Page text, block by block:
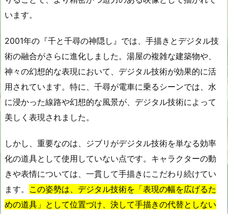
います。
2001年の『千と千尋の神隠し』では、手描きとデジタル技
術の融合がさらに進化しました。湯屋の複雑な建築物や、
神々の幻想的な表現において、デジタル技術が効果的に活
用されています。特に、千尋が電車に乗るシーンでは、水
に浸かった線路や幻想的な風景が、デジタル技術によって
美しく表現されました。
しかし、重要なのは、ジブリがデジタル技術を単なる効率
化の道具として使用していない点です。キャラクターの動
きや表情については、一貫して手描きにこだわり続けてい
ます。 この姿勢は、デジタル技術を「表現の幅を広げるた
めの道具」として位置づけ、決して手描きの代替としない